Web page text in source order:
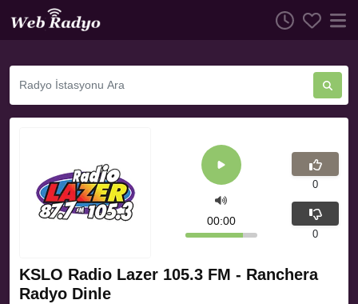
KSLO Radio Lazer 105.3 FM - Ranchera
Radyo Dinle
00:00
0
0